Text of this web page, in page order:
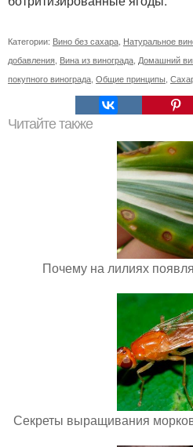
Категории: Вино без сахара Натуральное
добавления Вина из винограда Домашний
покупного винограда Общие принципы
Читайте также
Почему на лилиях
Секреты выращивания